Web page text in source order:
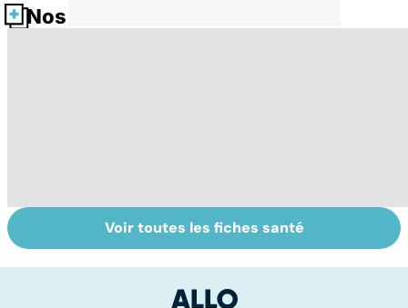
Nos fiches santé
Tout savoir sur
les infections
Inflammation des
amygdales : que
d'angine ?
Voir toutes les fiches santé